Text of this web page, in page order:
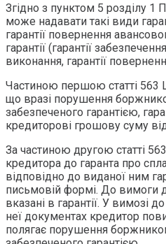
Згідно з пунктом 5 розділу 1
може надавати такі види
гарантії повернення
гарантії (гарантії
виконання, гарантії
Частиною першою статті 563
що вразі порушення
забезпеченого гарантією,
кредиторові грошову суму
За частиною другою статті
кредитора до гаранта про
відповідно до виданої ним
письмовій формі. До вимоги
вказані в гарантії. У вимозі
неї документах кредитор
полягає порушення